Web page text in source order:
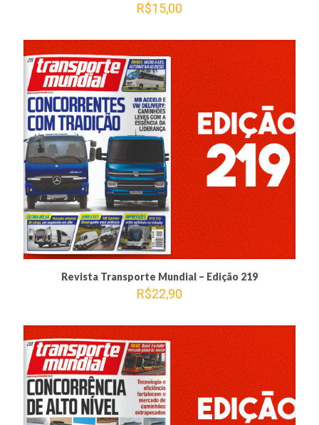
R$15,00
Revista Transporte Mundial – Edição 219
R$22,90